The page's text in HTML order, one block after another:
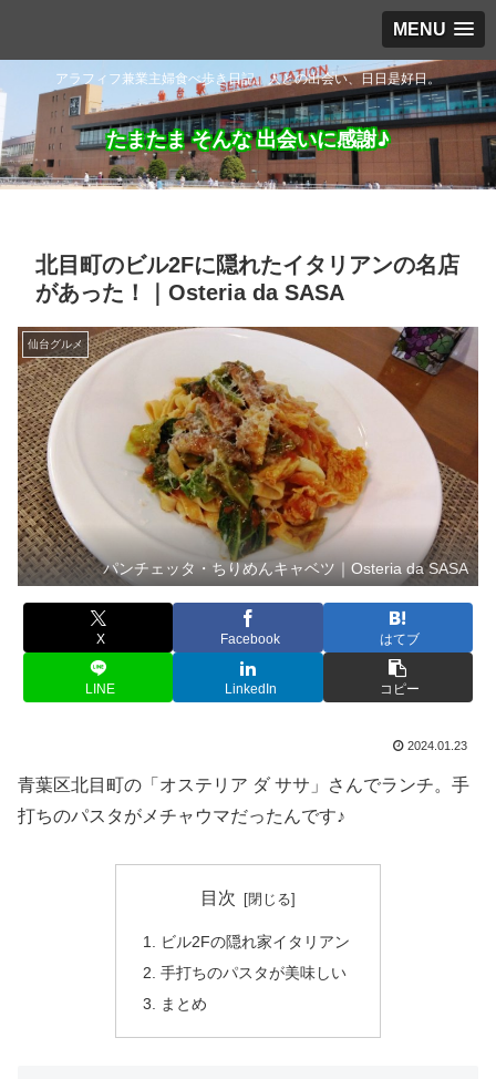
MENU
アラフィフ兼業主婦食べ歩き日記。人との出会い、日日是好日。
たまたま そんな 出会いに感謝♪
北目町のビル2Fに隠れたイタリアンの名店
があった！｜Osteria da SASA
仙台グルメ
パンチェッタ・ちりめんキャベツ｜Osteria da SASA
X Facebook はてブ
LINE LinkedIn コピー
2024.01.23
青葉区北目町の「オステリア ダ ササ」さんでランチ。手
打ちのパスタがメチャウマだったんです♪
目次
ビル2Fの隠れ家イタリアン
手打ちのパスタが美味しい
まとめ